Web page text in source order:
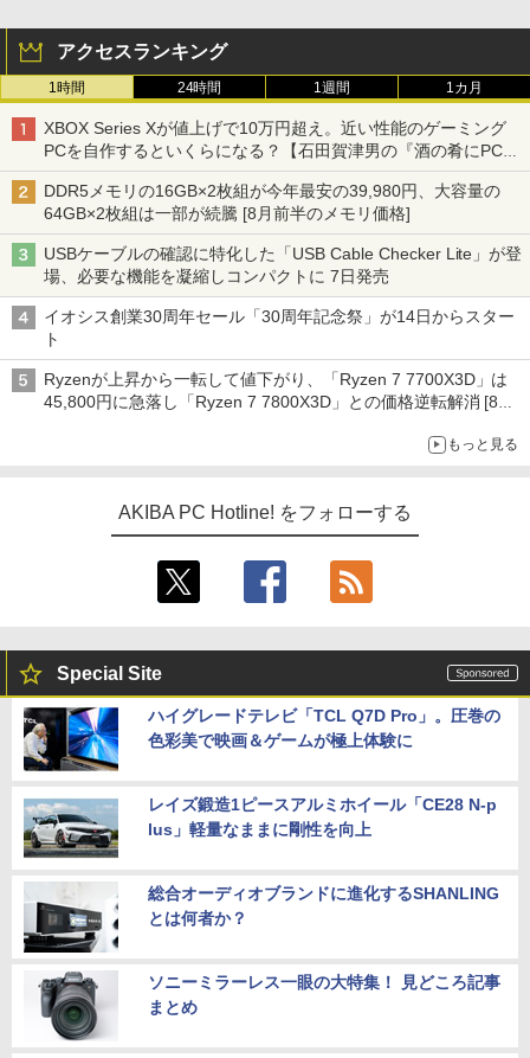
アクセスランキング
1時間 24時間 1週間 1カ月
XBOX Series Xが値上げで10万円超え。近い性能のゲーミング
PCを自作するといくらになる？【石田賀津男の『酒の肴にPCゲ
ーム』】
DDR5メモリの16GB×2枚組が今年最安の39,980円、大容量の
64GB×2枚組は一部が続騰 [8月前半のメモリ価格]
USBケーブルの確認に特化した「USB Cable Checker Lite」が登
場、必要な機能を凝縮しコンパクトに 7日発売
イオシス創業30周年セール「30周年記念祭」が14日からスター
ト
Ryzenが上昇から一転して値下がり、「Ryzen 7 7700X3D」は
45,800円に急落し「Ryzen 7 7800X3D」との価格逆転解消 [8月
もっと見る
AKIBA PC Hotline! をフォローする
Special Site
ハイグレードテレビ「TCL Q7D Pro」。圧巻の
色彩美で映画＆ゲームが極上体験に
レイズ鍛造1ピースアルミホイール「CE28 N-p
lus」軽量なままに剛性を向上
総合オーディオブランドに進化するSHANLING
とは何者か？
ソニーミラーレス一眼の大特集！ 見どころ記事
まとめ